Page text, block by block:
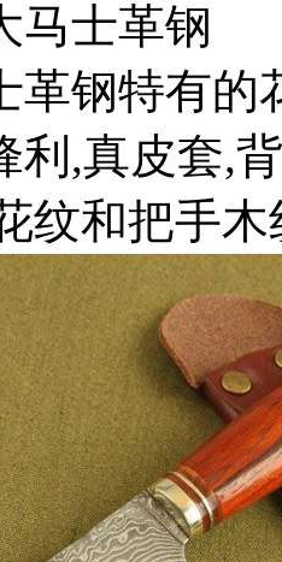
马士革钢
革钢特有的
利,真皮套,
纹和把手